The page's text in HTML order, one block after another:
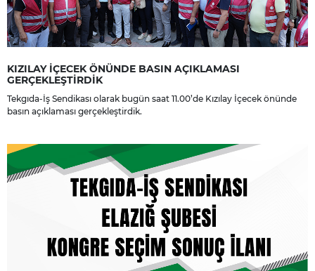
KIZILAY İÇECEK ÖNÜNDE BASIN AÇIKLAMASI
GERÇEKLEŞTİRDİK
Tekgıda-İş Sendikası olarak bugün saat 11.00’de Kızılay İçecek önünde
basın açıklaması gerçekleştirdik.